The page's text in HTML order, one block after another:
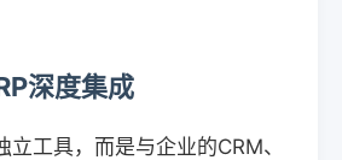
深度集成
工具，而是与企业的CRM、